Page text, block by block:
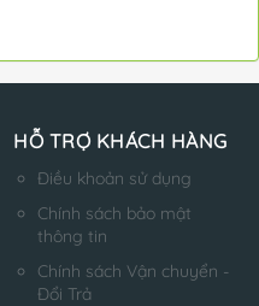
HỖ TRỢ KHÁCH HÀNG
Điều khoản sử dụng
Chính sách bảo mật
thông tin
Chính sách Vận chuyển -
Đổi Trả